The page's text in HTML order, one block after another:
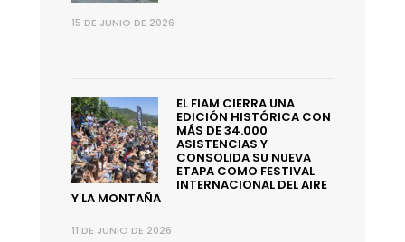
15 DE JUNIO DE 2026
EL FIAM CIERRA UNA
EDICIÓN HISTÓRICA CON
MÁS DE 34.000
ASISTENCIAS Y
CONSOLIDA SU NUEVA
ETAPA COMO FESTIVAL
INTERNACIONAL DEL AIRE
Y LA MONTAÑA
11 DE JUNIO DE 2026